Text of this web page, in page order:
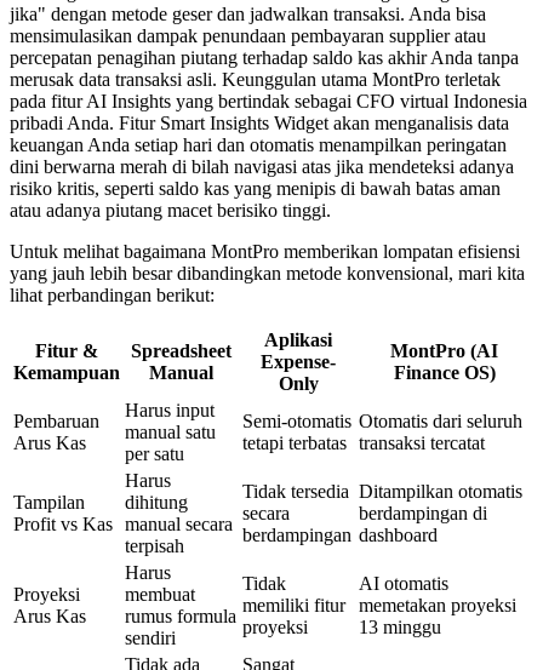
jika" dengan metode geser dan jadwalkan transaksi. Anda bisa
mensimulasikan dampak penundaan pembayaran supplier atau
percepatan penagihan piutang terhadap saldo kas akhir Anda tanpa
merusak data transaksi asli. Keunggulan utama MontPro terletak
pada fitur AI Insights yang bertindak sebagai CFO virtual Indonesia
pribadi Anda. Fitur Smart Insights Widget akan menganalisis data
keuangan Anda setiap hari dan otomatis menampilkan peringatan
dini berwarna merah di bilah navigasi atas jika mendeteksi adanya
risiko kritis, seperti saldo kas yang menipis di bawah batas aman
atau adanya piutang macet berisiko tinggi.
Untuk melihat bagaimana MontPro memberikan lompatan efisiensi
yang jauh lebih besar dibandingkan metode konvensional, mari kita
lihat perbandingan berikut:
Fitur &
Kemampuan
Spreadsheet
Manual
Aplikasi
Expense-
Only
MontPro (AI
Finance OS)
Pembaruan
Arus Kas
Harus input
manual satu
per satu
Semi-otomatis
tetapi terbatas
Otomatis dari seluruh
transaksi tercatat
Tampilan
Profit vs Kas
Harus
dihitung
manual secara
terpisah
Tidak tersedia
secara
berdampingan
Ditampilkan otomatis
berdampingan di
dashboard
Proyeksi
Arus Kas
Harus
membuat
rumus formula
sendiri
Tidak
memiliki fitur
proyeksi
AI otomatis
memetakan proyeksi
13 minggu
Tidak ada
Sangat